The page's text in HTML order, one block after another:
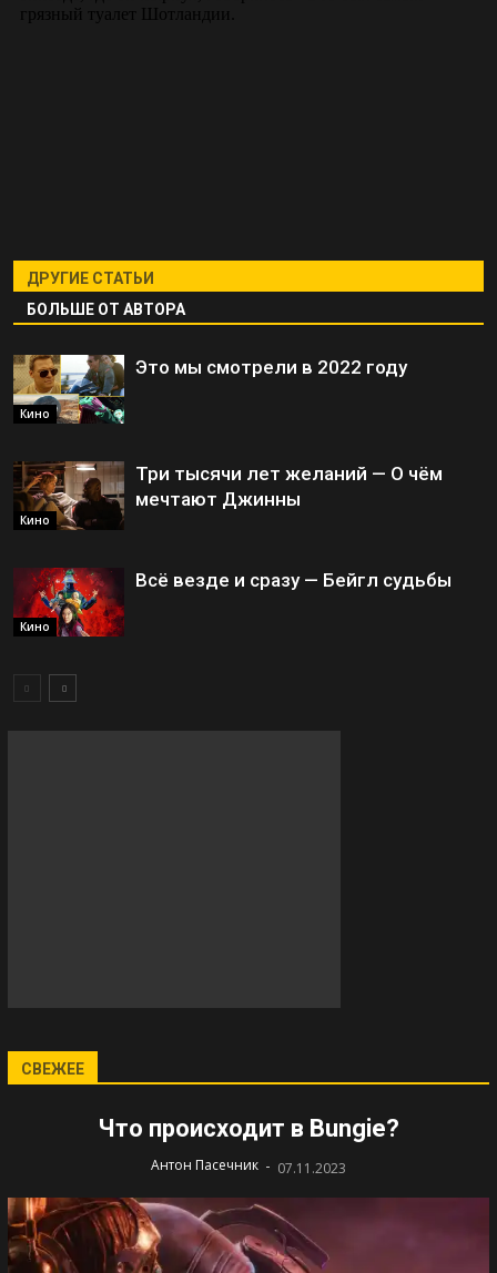
ДРУГИЕ СТАТЬИ
БОЛЬШЕ ОТ АВТОРА
Кино
Это мы смотрели в 2022 году
Кино
Три тысячи лет желаний — О чём
мечтают Джинны
Кино
Всё везде и сразу — Бейгл судьбы
СВЕЖЕЕ
Что происходит в Bungie?
Антон Пасечник - 07.11.2023